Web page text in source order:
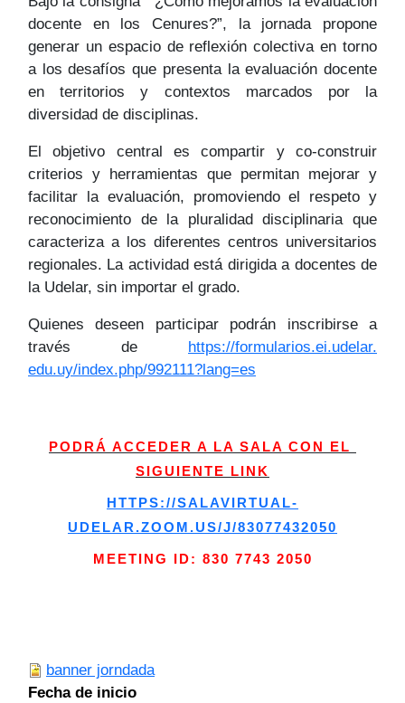
docente en los Cenures?”, la jornada propone
generar un espacio de reflexión colectiva en torno
a los desafíos que presenta la evaluación docente
en territorios y contextos marcados por la
diversidad de disciplinas.
El objetivo central es compartir y co-construir
criterios y herramientas que permitan mejorar y
facilitar la evaluación, promoviendo el respeto y
reconocimiento de la pluralidad disciplinaria que
caracteriza a los diferentes centros universitarios
regionales. La actividad está dirigida a docentes de
la Udelar, sin importar el grado.
Quienes deseen participar podrán inscribirse a
través de https://formularios.ei.udelar.
edu.uy/index.php/992111?lang=es
PODRÁ ACCEDER A LA SALA CON EL
SIGUIENTE LINK
HTTPS://SALAVIRTUAL-
UDELAR.ZOOM.US/J/83077432050
MEETING ID: 830 7743 2050
banner jorndada
Fecha de inicio